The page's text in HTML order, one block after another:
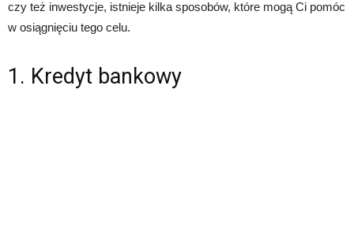
czy też inwestycje, istnieje kilka sposobów, które mogą Ci pomóc
w osiągnięciu tego celu.
1. Kredyt bankowy